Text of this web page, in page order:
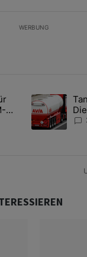
WERBUNG
meisten
verwirft Pläne für
Ein